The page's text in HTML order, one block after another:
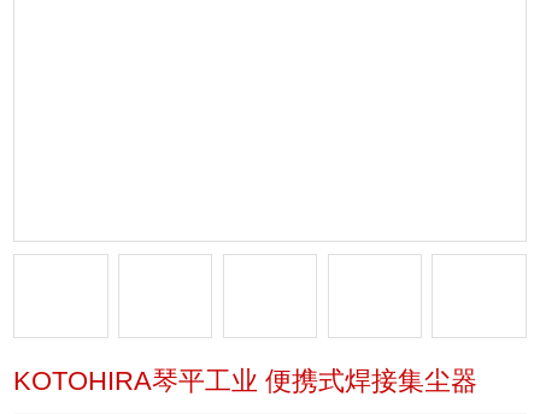
KOTOHIRA琴平工业 便携式焊接集尘器